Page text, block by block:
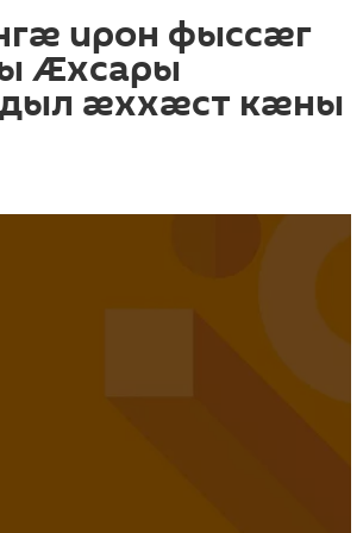
ирон фыссæг
Æхсары
æххæст кæны